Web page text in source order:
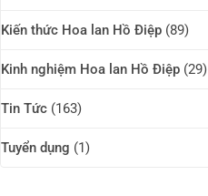
Kiến thức Hoa lan Hồ Điệp (89)
Kinh nghiệm Hoa lan Hồ Điệp (29)
Tin Tức (163)
Tuyển dụng (1)